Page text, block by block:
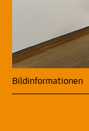
Bildinformationen